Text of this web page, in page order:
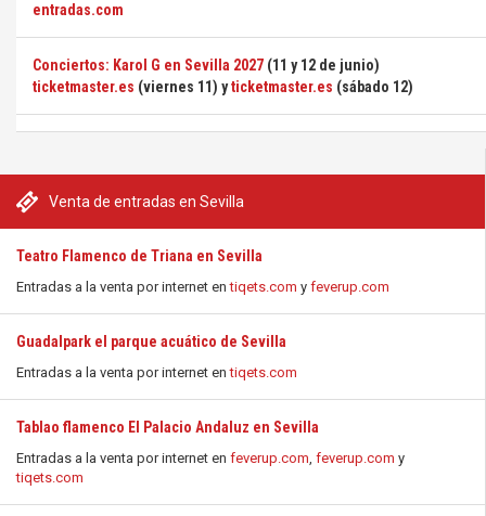
Venta de entradas en Sevilla
Teatro Flamenco de Triana en Sevilla
Entradas a la venta por internet entiqets.com y feverup.com
Guadalpark el parque acuático de Sevilla
Entradas a la venta por internet entiqets.com
Tablao flamenco El Palacio Andaluz en Sevilla
Entradas a la venta por internet en feverup.com, feverup.com y
tiqets.com
entradas.com
Conciertos: Karol G en Sevilla 2027 (11 y 12 de junio)
ticketmaster.es (viernes 11) yticketmaster.es (sábado 12)